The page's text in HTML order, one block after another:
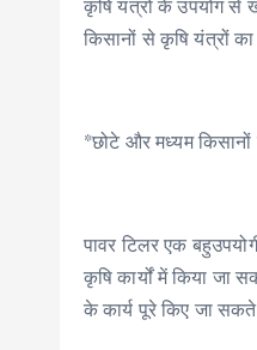
कृषि यंत्रों के उपयोग से
किसानों से कृषि यंत्रों
*छोटे और मध्यम
पावर टिलर एक
कृषि कार्यों में किया
के कार्य पूरे किए जा